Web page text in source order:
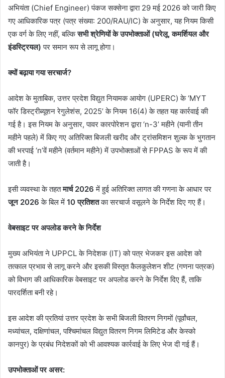
अभियंता (Chief Engineer) पंकज सक्सेना द्वारा 29 मई 2026 को जारी किए
गए आधिकारिक पत्र (पत्र संख्या: 200/RAU/IC) के अनुसार, यह नियम किसी
एक वर्ग के लिए नहीं, बल्किसभी श्रेणियों के उपभोक्ताओं (घरेलू, कमर्शियल और
इंडस्ट्रियल) पर समान रूप से लागू होगा।
क्यों बढ़ाया गया सरचार्ज?
​आदेश के मुताबिक, उत्तर प्रदेश विद्युत नियामक आयोग (UPERC) के ‘MYT
फॉर डिस्ट्रीब्यूशन रेगुलेशंस, 2025’ के नियम 16(4) के तहत यह कार्रवाई की
गई है। इस नियम के अनुसार, पावर कारपोरेशन द्वारा ‘n-3’ महीने (यानी तीन
महीने पहले) में किए गए अतिरिक्त बिजली खरीद और ट्रांसमिशन शुल्क के भुगतान
की भरपाई ‘n’वें महीने (वर्तमान महीने) में उपभोक्ताओं से FPPAS के रूप में की
जाती है।
​इसी व्यवस्था के तहतमार्च 2026 में हुई अतिरिक्त लागत की गणना के आधार पर
जून 2026 के बिल में 10 प्रतिशतका सरचार्ज वसूलने के निर्देश दिए गए हैं।
वेबसाइट पर अपलोड करने के निर्देश
​मुख्य अभियंता ने UPPCL के निदेशक (IT) को पत्र भेजकर इस आदेश को
तत्काल प्रभाव से लागू करने और इसकी विस्तृत कैलकुलेशन शीट (गणना पत्रक)
को विभाग की आधिकारिक वेबसाइट पर अपलोड करने के निर्देश दिए हैं, ताकि
पारदर्शिता बनी रहे।
​इस आदेश की प्रतियां उत्तर प्रदेश के सभी बिजली वितरण निगमों (पूर्वांचल,
मध्यांचल, दक्षिणांचल, पश्चिमांचल विद्युत वितरण निगम लिमिटेड और केस्को
कानपुर) के प्रबंध निदेशकों को भी आवश्यक कार्रवाई के लिए भेज दी गई हैं।
उपभोक्ताओं पर असर: